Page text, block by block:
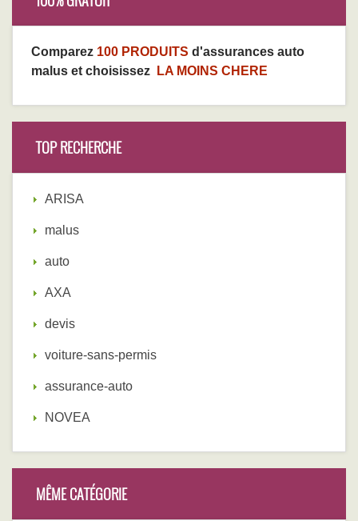
Comparez 100 PRODUITS d'assurances auto
malus et choisissez
LA MOINS CHERE
TOP RECHERCHE
ARISA
malus
auto
AXA
devis
voiture-sans-permis
assurance-auto
NOVEA
MÊME CATÉGORIE